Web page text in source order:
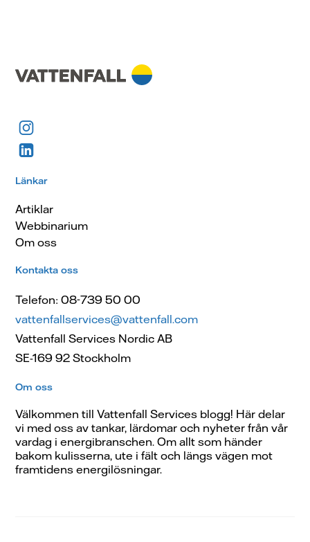
Länkar
Artiklar
Webbinarium
Om oss
Kontakta oss
Telefon: 08-739 50 00
vattenfallservices@vattenfall.com
Vattenfall Services Nordic AB
SE-169 92 Stockholm
Om oss
Välkommen till Vattenfall Services blogg! Här delar
vi med oss av tankar, lärdomar och nyheter från vår
vardag i energibranschen. Om allt som händer
bakom kulisserna, ute i fält och längs vägen mot
framtidens energilösningar.